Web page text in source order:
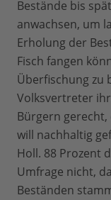
Bestände bis
anwachsen, um
Erholung der
Fisch fangen
Überfischung zu
Volksvertreter
Bürgern
will nachhaltig
Holl. 88 Prozent
Umfrage nicht,
Beständen